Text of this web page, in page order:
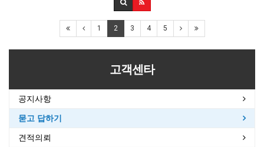
1 2 3 4 5
고객센타
공지사항
묻고 답하기
견적의뢰